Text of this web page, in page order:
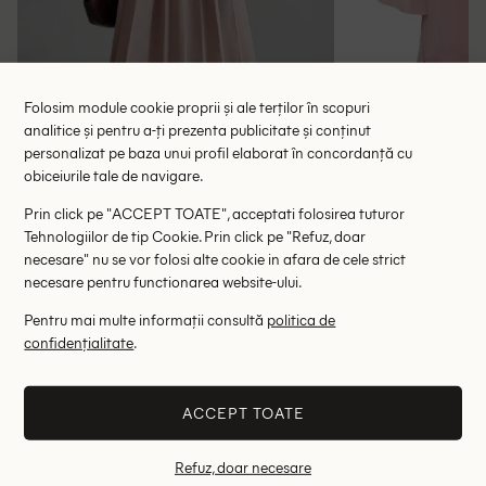
Rochie medie Ontre, roz
106.90 lei
RRP: 214.00 lei
S
Rochie scurta
- 76%
Folosim module cookie proprii și ale terților în scopuri
analitice și pentru a-ți prezenta publicitate și conținut
personalizat pe baza unui profil elaborat în concordanță cu
obiceiurile tale de navigare.
Prin click pe "ACCEPT TOATE", acceptati folosirea tuturor
Tehnologiilor de tip Cookie. Prin click pe "Refuz, doar
necesare" nu se vor folosi alte cookie in afara de cele strict
necesare pentru functionarea website-ului.
Pentru mai multe informații consultă politica de
confidențialitate.
ACCEPT TOATE
Refuz, doar necesare